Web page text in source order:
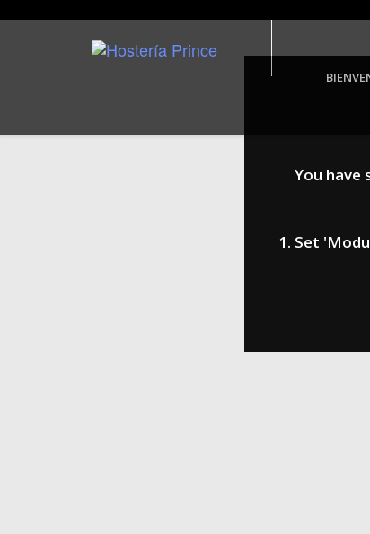
You have
1. Set